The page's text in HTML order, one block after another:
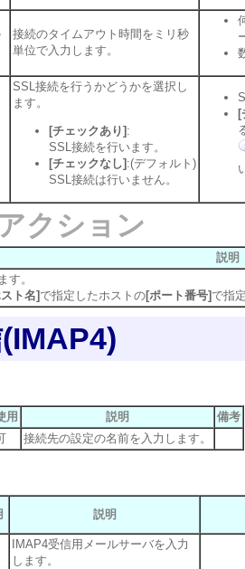
接続のタイムアウト時間をミリ秒
単位で入力します。
SSL接続を行うかどうかを選択し
ます。
[チェックあり] :
SSL接続を行います。
[チェックなし] :(デフォルト)
SSL接続は行いません。
[
クション
説明
す。
ト名] で指定したホストの[ポート番号] で指
用 説明
備考
接続先の設定の名前を入力します。
説明
IMAP4受信用メールサーバを入力
します。